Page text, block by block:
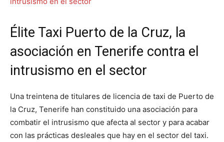
Élite Taxi Puerto de la Cruz, la
asociación en Tenerife contra el
intrusismo en el sector
Una treintena de titulares de licencia de taxi de Puerto de
la Cruz, Tenerife han constituido una asociación para
combatir el intrusismo que afecta al sector y para acabar
con las prácticas desleales que hay en el sector del taxi.